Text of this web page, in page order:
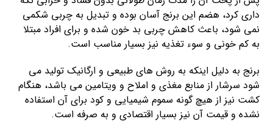
داری کرد، هضم این برنج آسان بوده و تبدیل به چربی شکمی
نمی شود، باعث کاهش چربی بد خون شده و برای افراد مبتلا
به کم خونی و سوء تغذیه نیز بسیار مناسب است.
برنج به دلیل اینکه به روش های طبیعی و ارگانیک تولید می
شود سرشار از منابع مغذی و املاح و ویتامین می باشد، هنگام
کشت نیز از هیچ گونه سموم شیمیایی و کود برای آن استفاده
نشده و قیمت آن نیز بسیار اقتصادی و به صرفه است.